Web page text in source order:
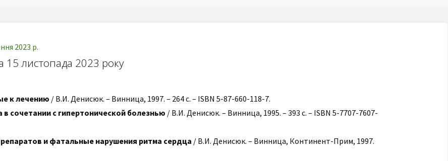
2023 р.
15 листопада 2023 року
к лечению / В.И. Денисюк. – Винница, 1997. – 264 с. – ISBN 5-87-660-118-7.
сочетании с гипертонической болезнью / В.И. Денисюк. – Винница, 1995. – 393 с. – ISBN 5-7707-7607-
и фатальные нарушения ритма сердца / В.И. Денисюк. – Винница, Континент-Прим, 1997.